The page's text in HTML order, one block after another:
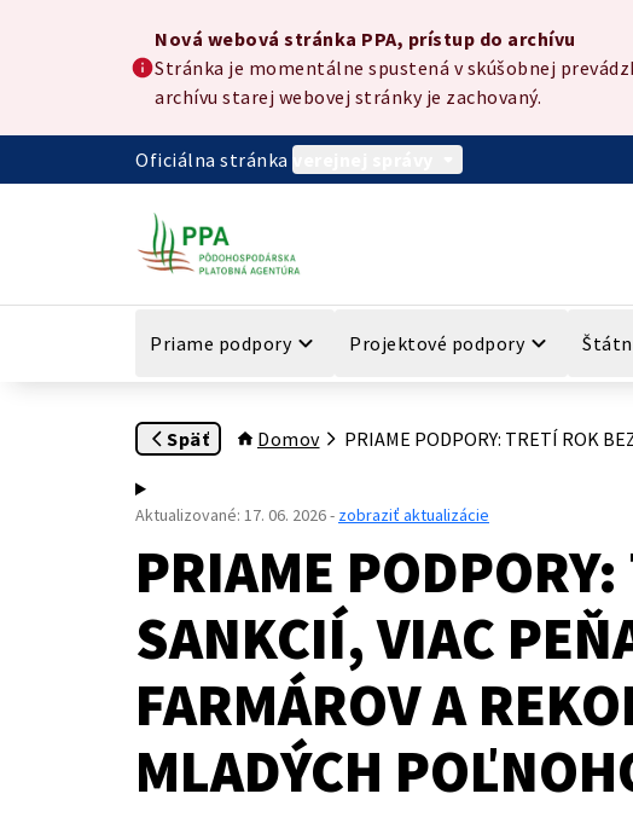
Preskočiť na hlavný obsah
Nová webová stránka PPA, prístup do archívu
Nová webová stránka PPA, prístup do archívu
Stránka je momentálne spustená v skúšobnej
archívu starej webovej stránky je zachovaný.
Oficiálna stránka
Priame podpory Projektové podpory
Späť Domov PRIAME PODPORY: TRETÍ ROK
Aktualizované: 17. 06. 2026- zobraziť aktualizácie
PRIAME
SANKCIÍ, VIAC
FARMÁROV A
MLADÝCH